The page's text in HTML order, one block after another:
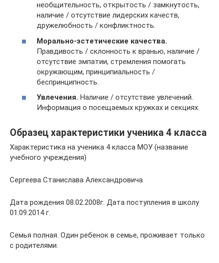
необщительность, открытость / замкнутость,
наличие / отсутствие лидерских качеств,
дружелюбность / конфликтность.
Морально-эстетические качества.
Правдивость / склонность к вранью, наличие /
отсутствие эмпатии, стремления помогать
окружающим, принципиальность /
беспринципность.
Увлечения. Наличие / отсутствие увлечений.
Информация о посещаемых кружках и секциях.
Образец характеристики ученика 4 класса
Характеристика на ученика 4 класса МОУ (название
учебного учреждения)
Сергеева Станислава Александровича
Дата рождения 08.02.2008г. Дата поступления в школу
01.09.2014 г.
Семья полная. Один ребенок в семье, проживает только
с родителями.